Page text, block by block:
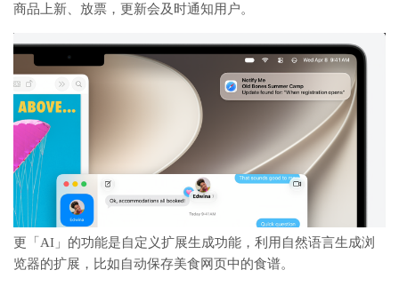
商品上新、放票，更新会及时通知用户。
更「AI」的功能是自定义扩展生成功能，利用自然语言生成浏
览器的扩展，比如自动保存美食网页中的食谱。